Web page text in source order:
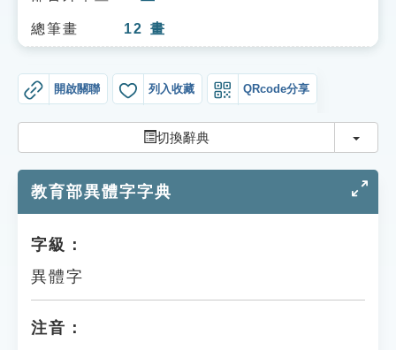
單字索引
貓頭鷹博士
總筆畫 12 畫
開啟關聯 列入收藏 QRcode分享
切換辭典 切換
教育部異體字字典
字級：
異體字
注音：